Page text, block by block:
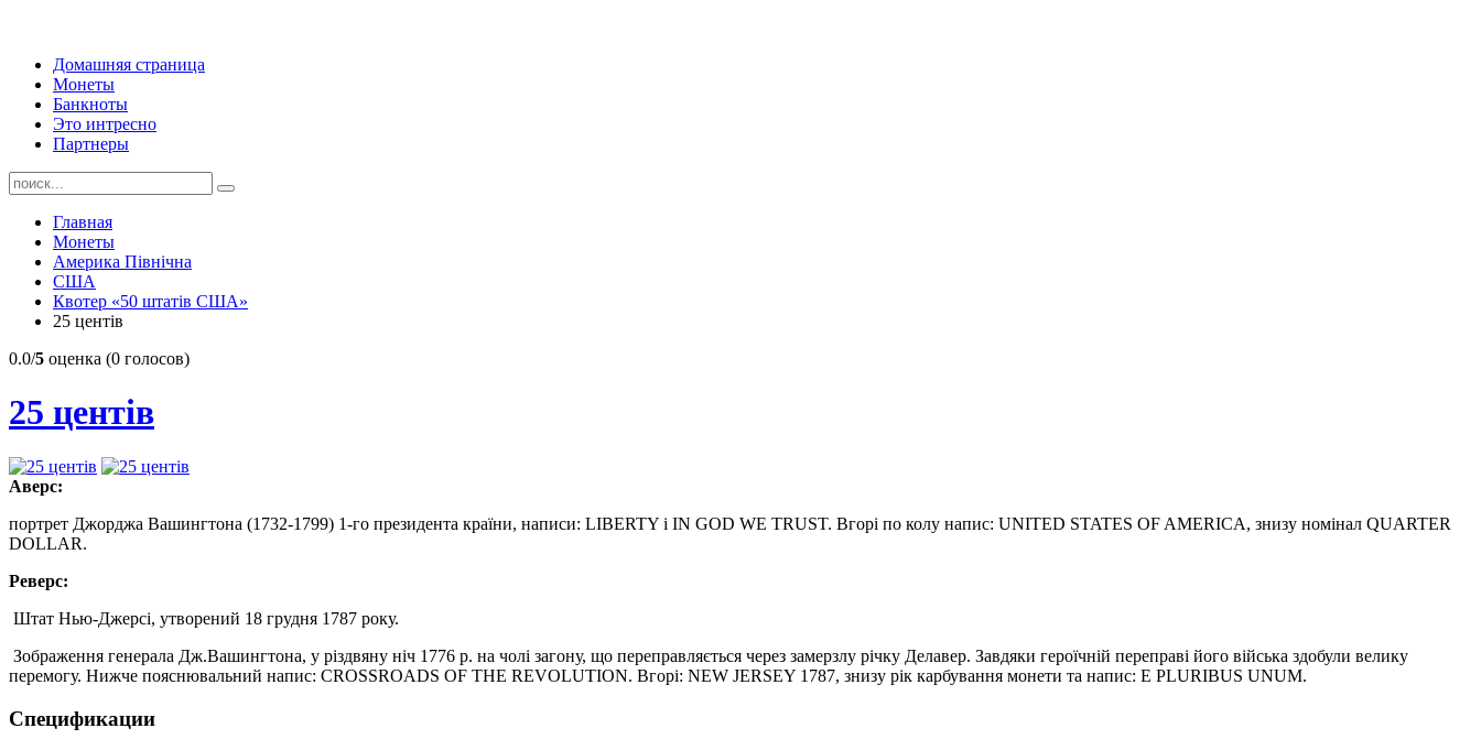
Домашняя страница
Монеты
Банкноты
Это интресно
Партнеры
Главная
Монеты
Америка Північна
США
Квотер «50 штатів США»
25 центів
0.0/5 оценка (0 голосов)
25 центів
Аверс:
портрет Джорджа Вашингтона (1732-1799) 1-го президента країни, написи: LIBERTY і IN GOD WE TRUST. Вгорі по колу напис: UNITED STATES OF AMERICA, знизу номінал QUARTER
DOLLAR.
Реверс:
Штат Нью-Джерсі, утворений 18 грудня 1787 року.
Зображення генерала Дж.Вашингтона, у різдвяну ніч 1776 р. на чолі загону, що переправляється через замерзлу річку Делавер. Завдяки героїчній переправі його війська здобули велику
перемогу. Нижче пояснювальний напис: CROSSROADS OF THE REVOLUTION. Вгорі: NEW JERSEY 1787, знизу рік карбування монети та напис: E PLURIBUS UNUM.
Спецификации